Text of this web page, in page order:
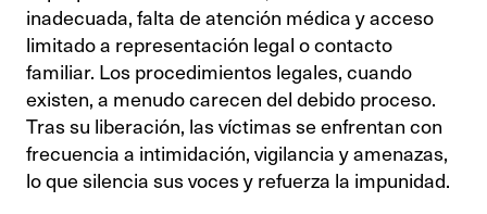
inadecuada, falta de atención médica y acceso
limitado a representación legal o contacto
familiar. Los procedimientos legales, cuando
existen, a menudo carecen del debido proceso.
Tras su liberación, las víctimas se enfrentan con
frecuencia a intimidación, vigilancia y amenazas,
lo que silencia sus voces y refuerza la impunidad.